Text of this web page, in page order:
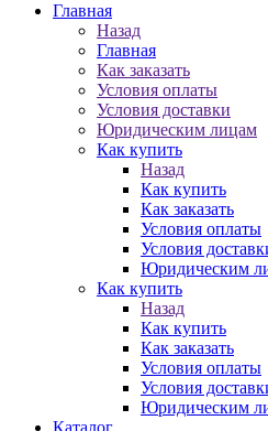
Главная
Назад
Главная
Как заказать
Условия оплаты
Условия доставки
Юридическим лицам
Как купить
Назад
Как купить
Как заказать
Условия оплаты
Условия
Юридическим
Как купить
Назад
Как купить
Как заказать
Условия оплаты
Условия
Юридическим
Каталог